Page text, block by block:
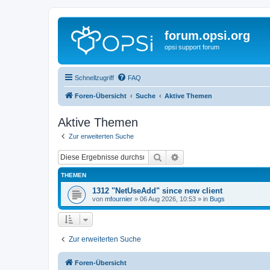
forum.opsi.org
opsi support forum
Schnellzugriff FAQ
Foren-Übersicht Suche Aktive Themen
Aktive Themen
Zur erweiterten Suche
Suche
THEMEN
1312 "NetUseAdd" since new client
von mfournier » 06 Aug 2026, 10:53 » in Bugs
Zur erweiterten Suche
Foren-Übersicht